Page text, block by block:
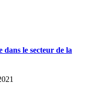
dans le secteur de la